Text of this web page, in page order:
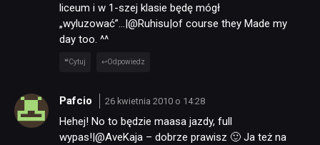
liceum i w 1-szej klasie będę mógł
„wyluzować”…|@Ruhisu|of course they Made my
day too. ^^
Cytuj Odpowiedz
Pafcio 26 kwietnia 2010 o 14:28
Hehej! No to będzie maasa jazdy, full
wypas!|@AveKaja – dobrze prawisz 🙂 Ja też na